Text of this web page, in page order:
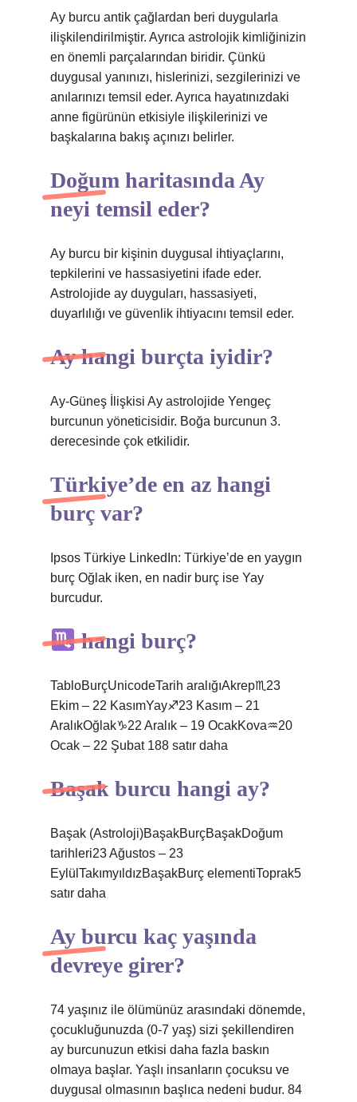
Ay burcu antik çağlardan beri duygularla
ilişkilendirilmiştir. Ayrıca astrolojik kimliğinizin
en önemli parçalarından biridir. Çünkü
duygusal yanınızı, hislerinizi, sezgilerinizi ve
anılarınızı temsil eder. Ayrıca hayatınızdaki
anne figürünün etkisiyle ilişkilerinizi ve
başkalarına bakış açınızı belirler.
Doğum haritasında Ay
neyi temsil eder?
Ay burcu bir kişinin duygusal ihtiyaçlarını,
tepkilerini ve hassasiyetini ifade eder.
Astrolojide ay duyguları, hassasiyeti,
duyarlılığı ve güvenlik ihtiyacını temsil eder.
Ay hangi burçta iyidir?
Ay-Güneş İlişkisi Ay astrolojide Yengeç
burcunun yöneticisidir. Boğa burcunun 3.
derecesinde çok etkilidir.
Türkiye’de en az hangi
burç var?
Ipsos Türkiye LinkedIn: Türkiye’de en yaygın
burç Oğlak iken, en nadir burç ise Yay
burcudur.
hangi burç?
TabloBurçUnicodeTarih aralığıAkrep♏︎23
Ekim – 22 KasımYay♐︎23 Kasım – 21
AralıkOğlak♑︎22 Aralık – 19 OcakKova♒︎20
Ocak – 22 Şubat 188 satır daha
Başak burcu hangi ay?
Başak (Astroloji)BaşakBurçBaşakDoğum
tarihleri23 Ağustos – 23
EylülTakımyıldızBaşakBurç elementiToprak5
satır daha
Ay burcu kaç yaşında
devreye girer?
74 yaşınız ile ölümünüz arasındaki dönemde,
çocukluğunuzda (0-7 yaş) sizi şekillendiren
ay burcunuzun etkisi daha fazla baskın
olmaya başlar. Yaşlı insanların çocuksu ve
duygusal olmasının başlıca nedeni budur. 84